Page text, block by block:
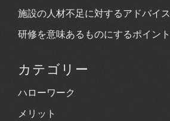
施設の人材不足に対するアドバイス
研修を意味あるものにするポイント
カテゴリー
ハローワーク
メリット